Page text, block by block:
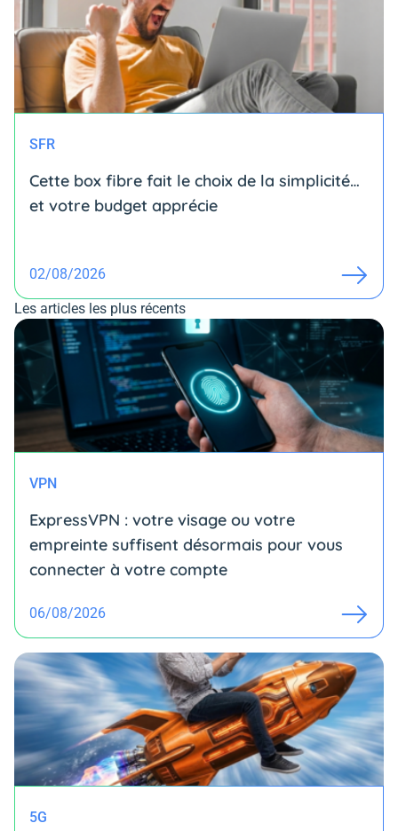
SFR
Cette box fibre fait le choix de la simplicité…
et votre budget apprécie
02/08/2026
Les articles les plus récents
VPN
ExpressVPN : votre visage ou votre
empreinte suffisent désormais pour vous
connecter à votre compte
06/08/2026
5G